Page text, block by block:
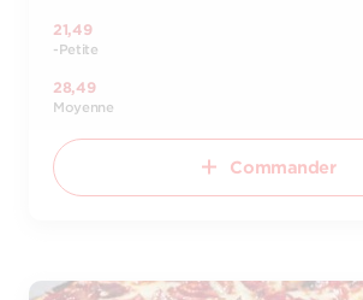
21,49
-Petite
28,49
Moyenne
Commander